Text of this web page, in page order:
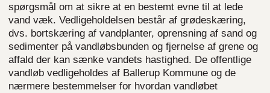
spørgsmål om at sikre at en bestemt evne til at lede
vand væk. Vedligeholdelsen består af grødeskæring,
dvs. bortskæring af vandplanter, oprensning af sand og
sedimenter på vandløbsbunden og fjernelse af grene og
affald der kan sænke vandets hastighed. De offentlige
vandløb vedligeholdes af Ballerup Kommune og de
nærmere bestemmelser for hvordan vandløbet